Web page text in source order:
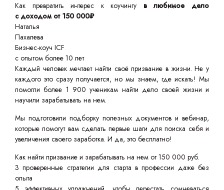
Как превратить интерес к коучингу в любимое дело
с доходом от 150 000₽
Наталья
Пахалева
Бизнес-коуч ICF
с опытом более 10 лет
Каждый человек мечтает найти своё призвание в жизни. Не у
каждого это сразу получается, но мы знаем, где искать! Мы
помогли более 1 900 ученикам найти дело своей жизни и
научили зарабатывать на нем.
Мы подготовили подборку полезных документов и вебинар,
которые помогут вам сделать первые шаги для поиска себя и
увеличения своего заработка. И да, это бесплатно!
Как найти призвание и зарабатывать на нем от 150 000 руб.
3 проверенные стратегии для старта в профессии даже без
опыта